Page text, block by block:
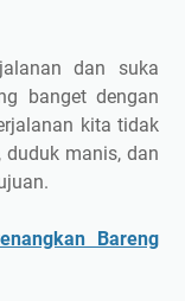
dan suka
banget dengan
kita tidak
duduk manis, dan
Bareng